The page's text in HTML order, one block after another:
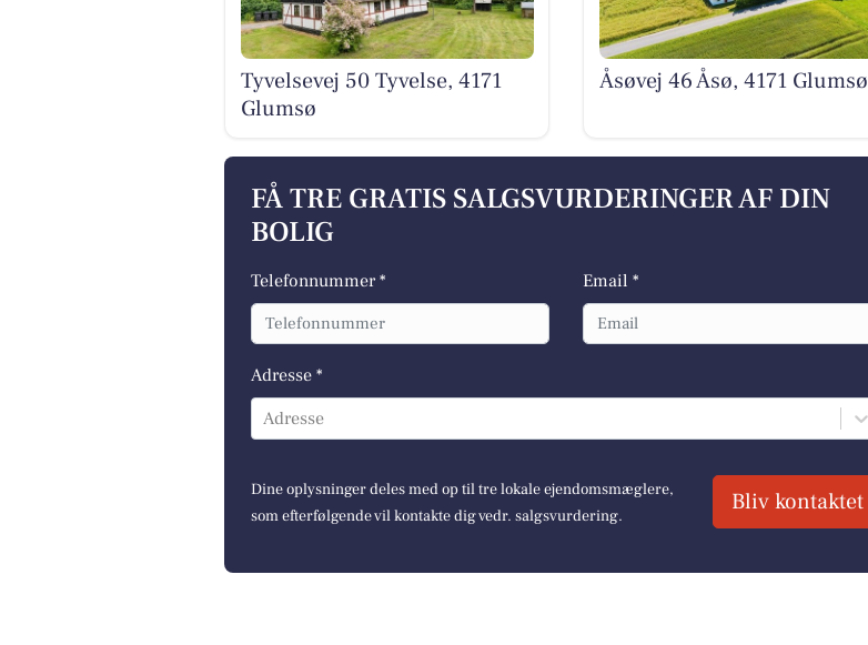
Tyvelsevej 50 Tyvelse, 4171
Glumsø
Åsøvej 46 Åsø, 4171 Glumsø
FÅ TRE GRATIS SALGSVURDERINGER AF DIN
BOLIG
Telefonnummer * Email *
Adresse *
Adresse
Dine oplysninger deles med op til tre lokale ejendomsmæglere,
som efterfølgende vil kontakte dig vedr. salgsvurdering.
Bliv kontaktet